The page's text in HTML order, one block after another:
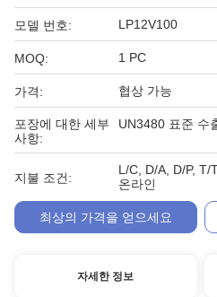
모델 번호: LP12V100
MOQ: 1 PC
가격: 협상 가능
포장에 대한 세부
사항:
UN3480 표준 수
지불 조건:
L/C, D/A, D/P, T/
온라인
최상의 가격을 얻으세요
자세한 정보